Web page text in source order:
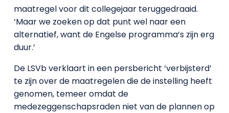
maatregel voor dit collegejaar teruggedraaid.
‘Maar we zoeken op dat punt wel naar een
alternatief, want de Engelse programma’s zijn erg
duur.’
De LSVb verklaart in een persbericht ‘verbijsterd’
te zijn over de maatregelen die de instelling heeft
genomen, temeer omdat de
medezeggenschapsraden niet van de plannen op